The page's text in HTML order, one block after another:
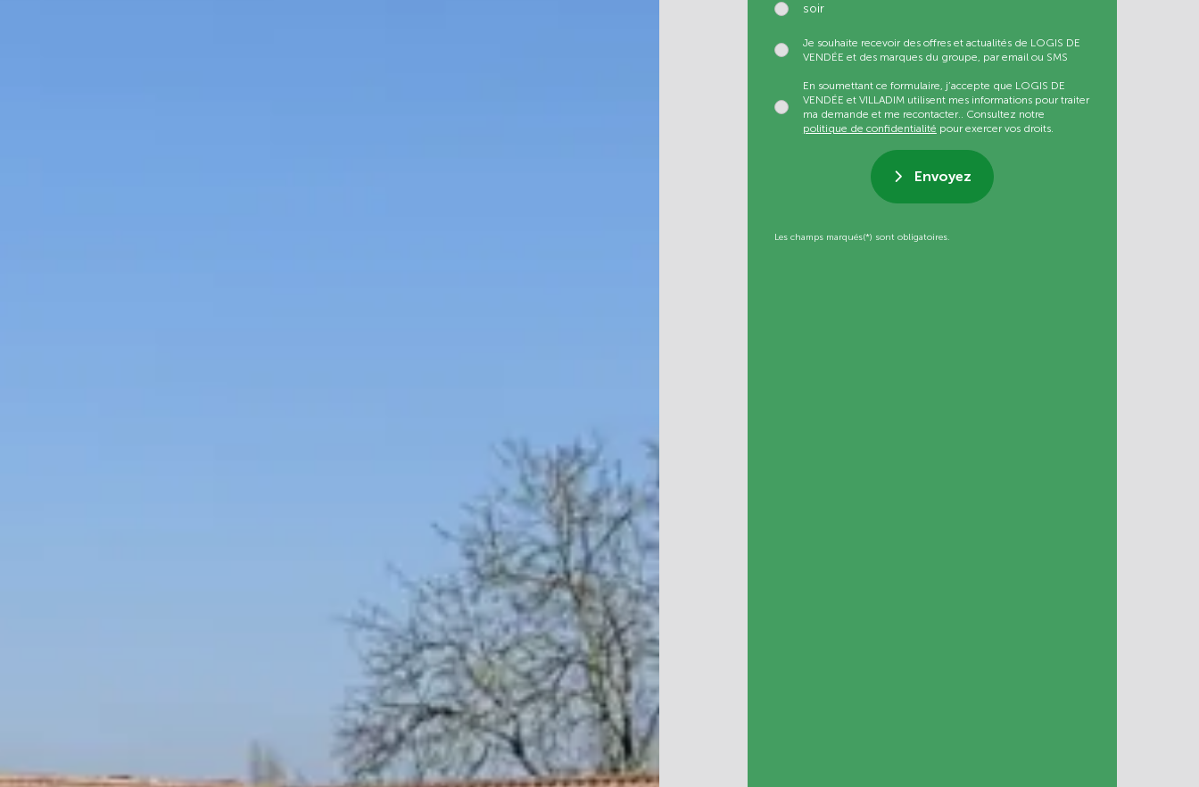
soir
Je souhaite recevoir des offres et actualités de LOGIS DE
VENDÉE et des marques du groupe, par email ou SMS
En soumettant ce formulaire, j’accepte que LOGIS DE
VENDÉE et VILLADIM utilisent mes informations pour traiter
ma demande et me recontacter.. Consultez notre
politique de confidentialité pour exercer vos droits.
Envoyez
Les champs marqués(*) sont obligatoires.